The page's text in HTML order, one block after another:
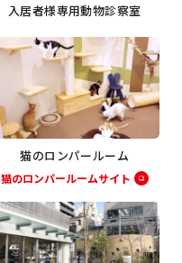
入居者様専用動物診察室
猫のロンパールーム
猫のロンパールームサイト